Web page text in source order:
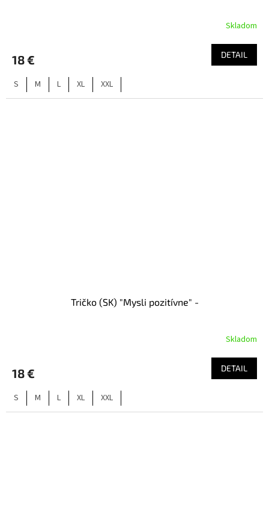
Skladom
18 € DETAIL
S M L XL XXL
Tričko (SK) "Mysli pozitívne" -
Skladom
18 € DETAIL
S M L XL XXL